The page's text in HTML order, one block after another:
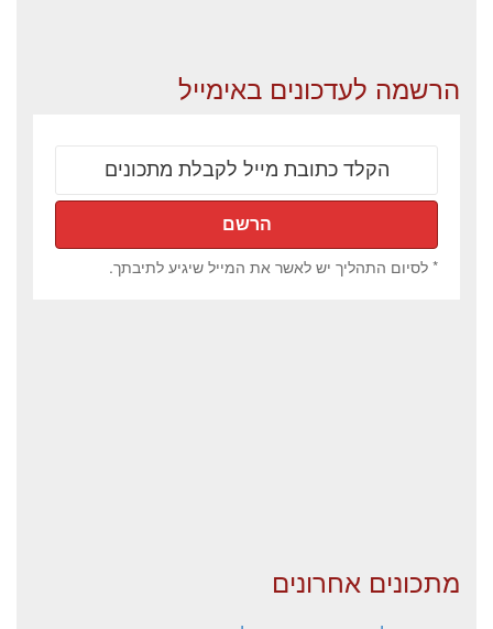
הרשמה לעדכונים באימייל
* לסיום התהליך יש לאשר את המייל שיגיע לתיבתך.
מתכונים אחרונים